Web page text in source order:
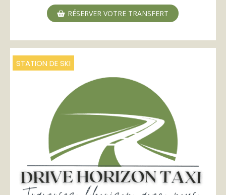
RÉSERVER VOTRE TRANSFERT
STATION DE SKI